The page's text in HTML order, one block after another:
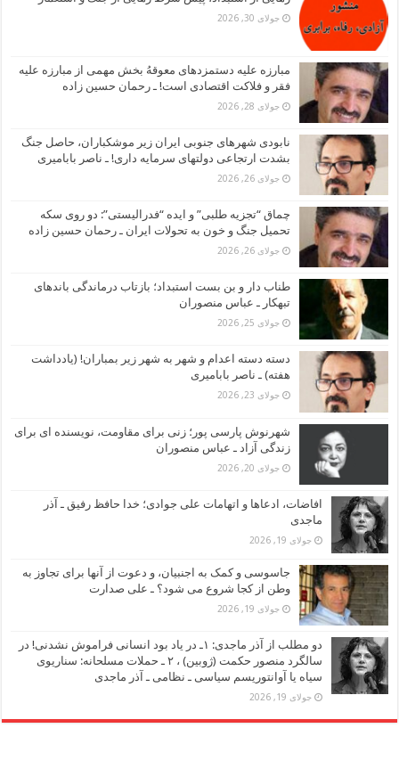
جولای 30, 2026
مبارزه علیه دستمزدهای معوقهُ بخش مهمی از مبارزه علیه
فقر و فلاکت اقتصادی است! ـ رحمان حسین زاده
جولای 28, 2026
نابودی شهرهای جنوبی ایران زیر موشکباران، حاصل جنگ
بشدت ارتجاعی دولتهای سرمایه داری! ـ ناصر بابامیری
جولای 26, 2026
چماق “تجزیه طلبی” و ایده “فدرالیستی”: دو روی سکه
تحمیل جنگ و خون به تحولات ایران ـ رحمان حسین زاده
جولای 26, 2026
طناب دار و بن بست استبداد؛ بازتاب درماندگی باندهای
تبهکار ـ عباس منصوران
جولای 25, 2026
دسته دسته اعدام و شهر به شهر زیر بمباران! (یادداشت
هفته) ـ ناصر بابامیری
جولای 23, 2026
شهرنوش پارسی پور؛ زنی برای مقاومت، نویسنده ای برای
زندگی آزاد ـ عباس منصوران
جولای 20, 2026
افاضات، ادعاها و اتهامات علی جوادی؛ خدا حافظ رفیق ـ آذر
ماجدی
جولای 19, 2026
جاسوسی و کمک به اجنبیان، و دعوت از آنها برای تجاوز به
وطن از کجا شروع می شود؟ ـ علی صدارت
جولای 19, 2026
دو مطلب از آذر ماجدی: ۱ـ در یاد بود انسانی فراموش نشدنی! در
سالگرد منصور حکمت (ژوبین) ، ۲ ـ حملات مسلحانه: سناریوی
سیاه یا آوانتوریسم سیاسی ـ نظامی ـ آذر ماجدی
جولای 19, 2026